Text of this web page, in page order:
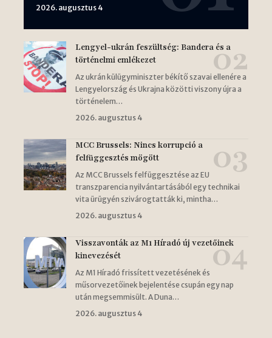
2026. augusztus 4
Lengyel-ukrán feszültség: Bandera és a
történelmi emlékezet
Az ukrán külügyminiszter békítő szavai ellenére a
Lengyelország és Ukrajna közötti viszony újra a
történelem…
2026. augusztus 4
MCC Brussels: Nincs korrupció a
felfüggesztés mögött
Az MCC Brussels felfüggesztése az EU
transzparencia nyilvántartásából egy technikai
vita ürügyén szivárogtatták ki, mintha…
2026. augusztus 4
Visszavonták az M1 Híradó új vezetőinek
kinevezését
Az M1 Híradó frissített vezetésének és
műsorvezetőinek bejelentése csupán egy nap
után megsemmisült. A Duna…
2026. augusztus 4